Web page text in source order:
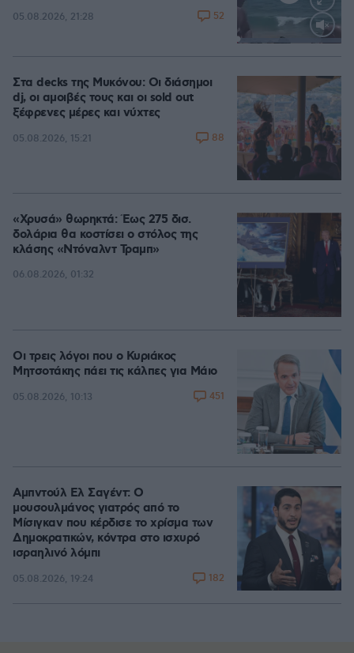
Loaded
05.08.2026, 21:28 52
Στα decks της Μυκόνου: Οι διάσημοι
dj, οι αμοιβές τους και οι sold out
ξέφρενες μέρες και νύχτες
05.08.2026, 15:21 88
«Χρυσά» θωρηκτά: Έως 275 δισ.
δολάρια θα κοστίσει ο στόλος της
κλάσης «Ντόναλντ Τραμπ»
06.08.2026, 01:32
Οι τρεις λόγοι που ο Κυριάκος
Μητσοτάκης πάει τις κάλπες για Μάιο
05.08.2026, 10:13 451
Αμπντούλ Ελ Σαγέντ: Ο
μουσουλμάνος γιατρός από το
Μίσιγκαν που κέρδισε το χρίσμα των
Δημοκρατικών, κόντρα στο ισχυρό
ισραηλινό λόμπι
05.08.2026, 19:24 182